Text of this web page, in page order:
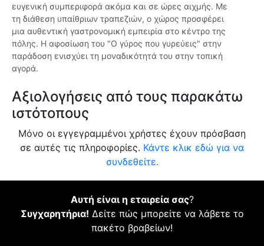
ευγενική συμπεριφορά ακόμα και σε ώρες αιχμής. Με
τη διάθεση υπαίθριων τραπεζιών, ο χώρος προσφέρει
μια αυθεντική γαστρονομική εμπειρία στο κέντρο της
πόλης. Η αφοσίωση του "Ο γύρος που γυρεύεις" στην
παράδοση ενισχύει τη μοναδικότητά του στην τοπική
αγορά.
Αξιολογήσεις από τους παρακάτω
ιστότοπους
Μόνο οι εγγεγραμμένοι χρήστες έχουν πρόσβαση
σε αυτές τις πληροφορίες. Κάντε κλικ εδώ για να
συνδεθείτε.
Αυτή είναι η εταιρεία σας?
Συγχαρητήρια! Δείτε πώς μπορείτε να λάβετε το
πακέτο βραβείων!